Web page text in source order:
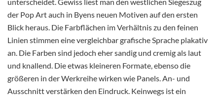
unterscheidet. Gewiss liest man den westlichen Siegeszug
der Pop Art auch in Byens neuen Motiven auf den ersten
Blick heraus. Die Farbflächen im Verhältnis zu den feinen
Linien stimmen eine vergleichbar grafische Sprache plakativ
an. Die Farben sind jedoch eher sandig und cremig als laut
und knallend. Die etwas kleineren Formate, ebenso die
größeren in der Werkreihe wirken wie Panels. An- und
Ausschnitt verstärken den Eindruck. Keinwegs ist ein